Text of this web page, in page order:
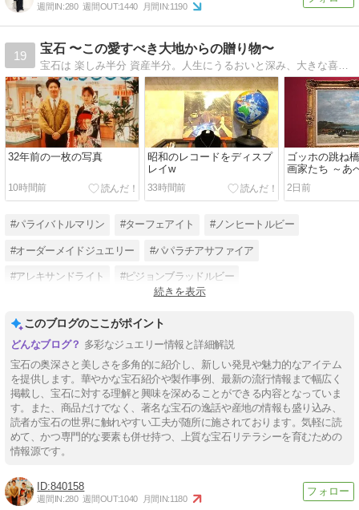
週間IN:280 週間OUT:1440 月間IN:1190
19
宝石 〜この愛すべき大地からの贈り物〜
宝石は 楽しみ半分 資産半分。人生にうるおいと深み、大きな喜びを与えてくれるジュエリーをあなたに。大阪 心斎橋 四ツ橋の小さな宝石店 ジーロンドのブログです。
32年前の一枚の写真
10時間前
昭和のレコードをディスプ
レイw
33時間前
ゴッホの跳ね
画家たち ～あ
美術館～
2日前
#パライバトルマリン #ターフェアイト #ノンヒートルビー
#オーダーメイドジュエリー #パパラチアサファイア
#アレキサンドライト #ピジョンブラッドルビー
#カラーストーン #ピンクダイヤモンド
続きを表示
このブログのここがポイント
多彩なジュエリー情報と詳細解説
宝石の奥深さと美しさを多角的に紹介し、新しい発見や魅力的なアイテム
を提供します。華やかな宝石紹介や製作事例、最新の流行情報まで幅広く
掲載し、宝石に対する理解と興味を深めることができる内容となっていま
す。また、商品だけでなく、著名な宝石の逸話や産地の情報も盛り込み、
読者が宝石の世界に触れやすい工夫が随所に施されております。気軽に読
めて、かつ専門的な要素も併せ持つ、上質な宝石リテラシーを育むための
情報源です。
840158
週間IN:280 週間OUT:1040 月間IN:1180